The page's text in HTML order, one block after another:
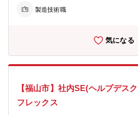
で幅広い年代の方がおります) 【研修制度】 入社後は現場研修を実施
製造技術職
気になる
【福山市】社内SE(ヘルプデス
フレックス